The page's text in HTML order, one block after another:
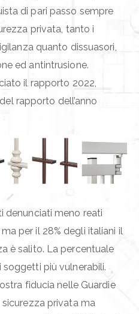
di pari passo sempre
privata, tanto i
quanto dissuasori,
ed antintrusione.
il rapporto 2022,
rapporto dell’anno
denunciati meno reati
per il 28% degli italiani il
è salito. La percentuale
soggetti più vulnerabili.
fiducia nelle Guardie
privata ma